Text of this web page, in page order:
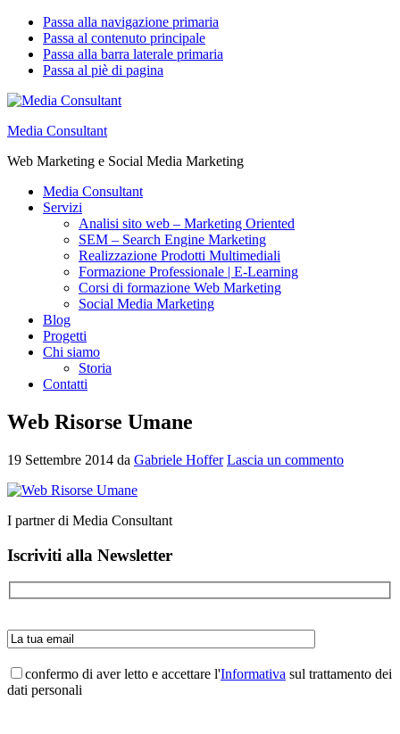
Passa alla navigazione primaria
Passa al contenuto principale
Passa alla barra laterale primaria
Passa al piè di pagina
Media Consultant
Web Marketing e Social Media Marketing
Media Consultant
Servizi
Analisi sito web – Marketing Oriented
SEM – Search Engine Marketing
Realizzazione Prodotti Multimediali
Formazione Professionale | E-Learning
Corsi di formazione Web Marketing
Social Media Marketing
Blog
Progetti
Chi siamo
Storia
Contatti
Web Risorse Umane
19 Settembre 2014 da Gabriele Hoffer Lascia un commento
I partner di Media Consultant
Barra
laterale
primaria
Iscriviti alla Newsletter
confermo di aver letto e accettare l'Informativa sul trattamento dei
dati personali